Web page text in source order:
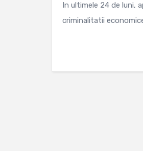
In ultimele 24 de luni,
criminalitatii